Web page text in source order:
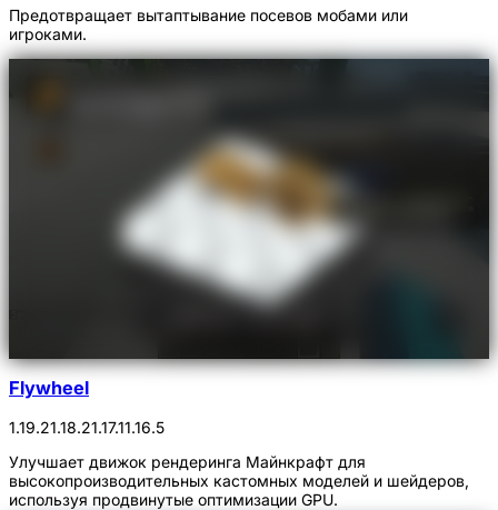
Предотвращает вытаптывание посевов мобами или
игроками.
Flywheel
1.19.21.18.21.17.11.16.5
Улучшает движок рендеринга Майнкрафт для
высокопроизводительных кастомных моделей и шейдеров,
используя продвинутые оптимизации GPU.